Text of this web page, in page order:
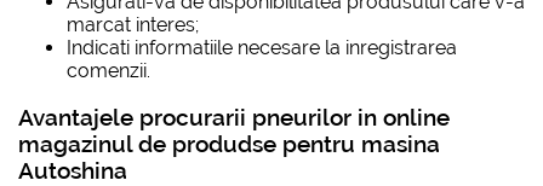
marcat interes;
Indicati informatiile necesare la inregistrarea
comenzii.
Avantajele procurarii pneurilor in online
magazinul de produdse pentru masina
Autoshina